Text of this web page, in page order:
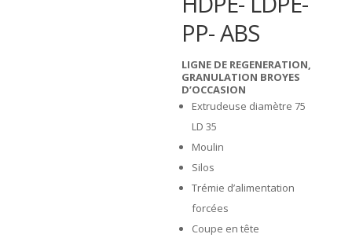
PP- ABS
LIGNE DE REGENERATION,
GRANULATION BROYES
D’OCCASION
Extrudeuse diamètre 75
LD 35
Moulin
Silos
Trémie d’alimentation
forcées
Coupe en tête